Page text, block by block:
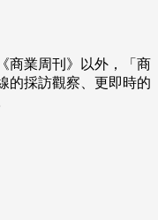
商業周刊》以外，「商
的採訪觀察、 更即時的